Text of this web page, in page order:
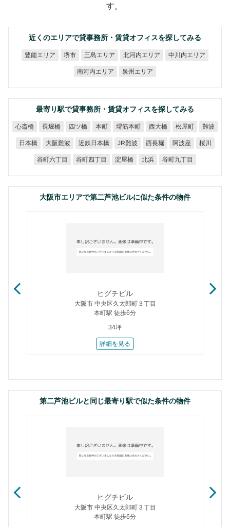
す。
近くのエリアで貸事務所・賃貸オフィスを探してみる
豊能エリア 堺市 三島エリア 北河内エリア 中川内エリア
南河内エリア 泉州エリア
最寄り駅で貸事務所・賃貸オフィスを探してみる
心斎橋 長堀橋 四ツ橋 本町 堺筋本町 西大橋 松屋町 難波
日本橋 大阪難波 近鉄日本橋 JR難波 西長堀 阿波座 桜川
谷町六丁目 谷町四丁目 淀屋橋 北浜 谷町九丁目
大阪市エリアで第二芦池ビルに似た条件の物件
ヒグチビル
大阪市 中央区久太郎町３丁目
本町駅 徒歩6分
34坪
詳細を見る
第二芦池ビルと同じ最寄り駅で似た条件の物件
ヒグチビル
大阪市 中央区久太郎町３丁目
本町駅 徒歩6分